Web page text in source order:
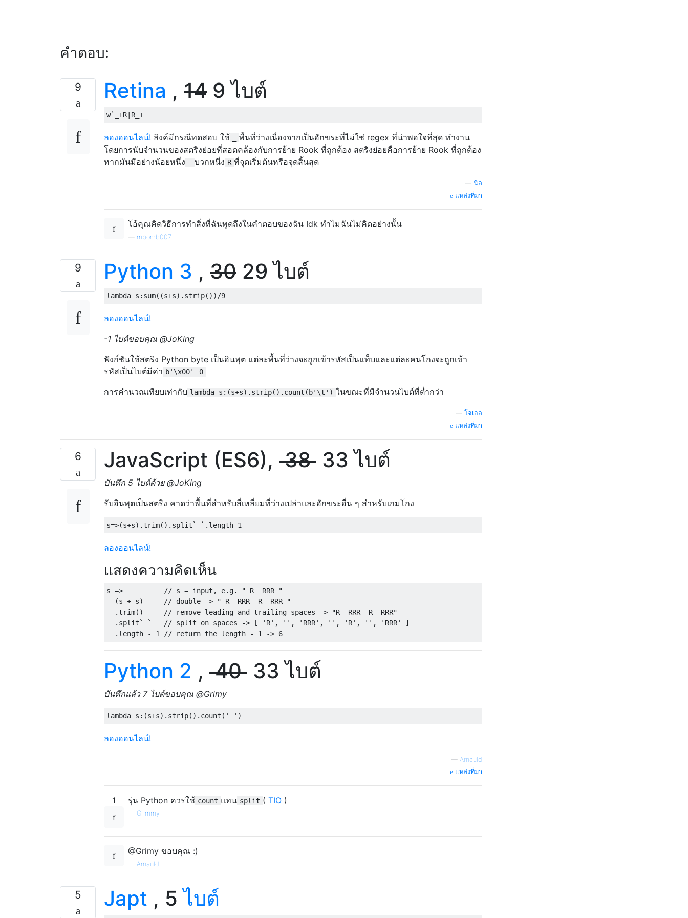
4 R....
5 R..R.
4 R..RR
4 R.R..
3 R.RR.
3 RR...
4 RR..R
3 RR.R.
คำตอบ:
9 Retina , 14 9 ไบต์
ลองออนไลน์! ลิงค์มีกรณีทดสอบ ใช้
พื้นที่ว่างเนื่องจากเป็นอักขระที่ไม่ใช่ regex ที่น่าพอใจที่สุด ทำงาน
โดยการนับจำนวนของสตริงย่อยที่สอดคล้องกับการย้าย Rook ที่ถูกต้อง สตริงย่อยคือการย้าย Rook ที่ถูกต้อง
หากมันมีอย่างน้อยหนึ่ง
บวกหนึ่ง R ที่จุดเริ่มต้นหรือจุดสิ้นสุด
นีล
แหล่งที่มา
โอ้คุณคิดวิธีการทำสิ่งที่ฉันพูดถึงในคำตอบของฉัน Idk ทำไมฉันไม่คิดอย่างนั้น
mbomb007
9 Python 3 , 30 29 ไบต์
lambda s : sum((s+s). strip())/9
ลองออนไลน์!
-1 ไบต์ขอบคุณ @JoKing
ฟังก์ชันใช้สตริง Python byte เป็นอินพุต แต่ละพื้นที่ว่างจะถูกเข้ารหัสเป็นแท็บและแต่ละคนโกงจะถูกเข้า
รหัสเป็นไบต์มีค่า b'\x00' 0
การคำนวณเทียบเท่ากับ lambda s:(s+s).strip().count(b'\t') ในขณะที่มีจำนวนไบต์ที่ต่ำกว่า
โจเอล
แหล่งที่มา
6 JavaScript (ES6), 38 33 ไบต์
บันทึก 5 ไบต์ด้วย @JoKing
รับอินพุตเป็นสตริง คาดว่าพื้นที่สำหรับสี่เหลี่ยมที่ว่างเปล่าและอักขระอื่น ๆ สำหรับเกมโกง
s=>(s+s).trim(). split` `. length-1
ลองออนไลน์!
แสดงความคิดเห็น
s =>
// s = input, e.g. " R  RRR "
(s + s)
// double -> " R  RRR  R  RRR "
.trim()
// remove leading and trailing spaces -> "R  RRR  R  RRR"
. split` `
// split on spaces -> [ 'R', '', 'RRR', '', 'R', '', 'RRR' ]
. length - 1 // return the length - 1 -> 6
Python 2 , 40 33 ไบต์
บันทึกแล้ว 7 ไบต์ขอบคุณ @Grimy
lambda s :(s+s). strip(). count ( ' ' )
ลองออนไลน์!
— Arnauld
แหล่งที่มา
1 รุ่น Python ควรใช้ count แทน split ( TIO )
— Grimmy
@Grimy ขอบคุณ :)
— Arnauld
5 Japt , 5ไบต์